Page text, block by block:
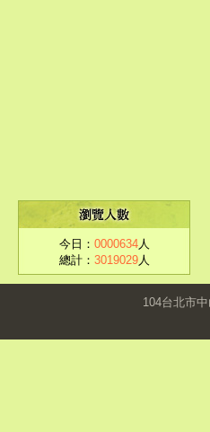
今日： 0000634人
總計： 3019029人
104台北市